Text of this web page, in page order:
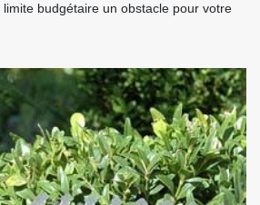
budgétaire un obstacle pour votre